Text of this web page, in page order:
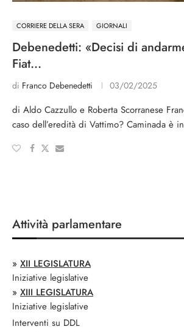
CORRIERE DELLA SERA GIORNALI
Debenedetti: «Decisi di
Fiat…
di Franco Debenedetti 03/02/2025
di Aldo Cazzullo e Roberta Scorranese
caso dell’eredità di Vattimo? Caminada è
Attività parlamentare
» XII LEGISLATURA
Iniziative legislative
» XIII LEGISLATURA
Iniziative legislative
Interventi su DDL